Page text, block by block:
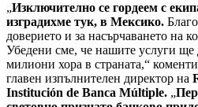
„Изключително се гордеем с
изградихме тук, в Мексико.
доверието и за насърчаването на
Убедени сме, че нашите услуги ще
милиони хора в страната,“
главен изпълнителен директор на
Institución de Banca Múltiple. „